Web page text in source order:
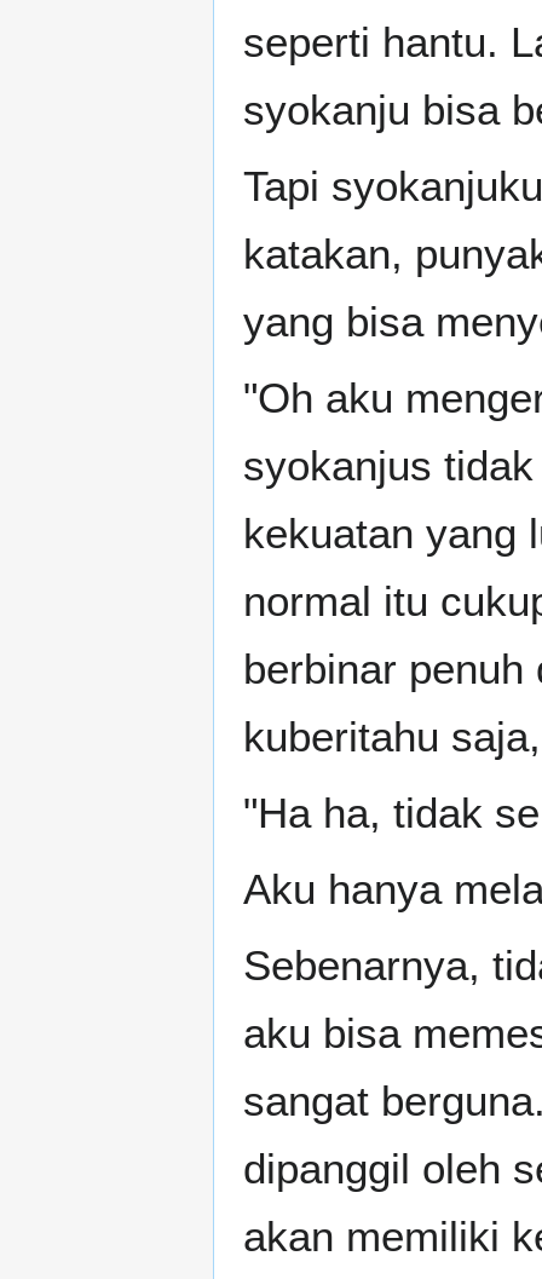
seperti hantu.
syokanju bisa
Tapi
katakan,
yang bisa
"Oh aku
syokanjus
kekuatan yang
normal itu
berbinar penuh
kuberitahu
"Ha ha, tidak
Aku hanya
Sebenarnya,
aku bisa
sangat
dipanggil oleh
akan memiliki